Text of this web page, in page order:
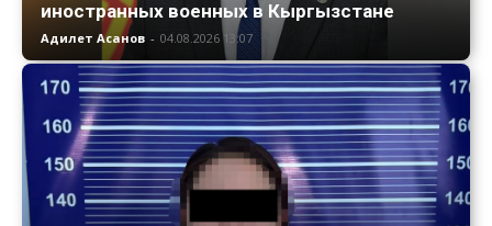
иностранных военных в Кыргызстане
Адилет Асанов - 04.08.2026 13:07